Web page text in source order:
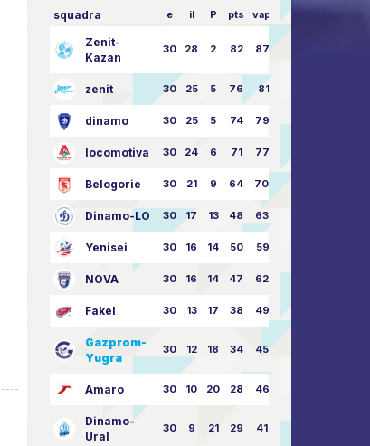
squadra e il P pts vapore
Zenit-
Kazan
30 28 2 82 87:24
zenit 30 25 5 76 81:21
dinamo 30 25 5 74 79:26
locomotiva 30 24 6 71 77:33
Belogorie 30 21 9 64 70:40
Dinamo-LO 30 17 13 48 63:57
Yenisei 30 16 14 50 59:53
NOVA 30 16 14 47 62:58
Fakel 30 13 17 38 49:62
Gazprom-
Yugra
30 12 18 34 45:63
Amaro 30 10 20 28 46:73
Dinamo-
Ural
30 9 21 29 41:70